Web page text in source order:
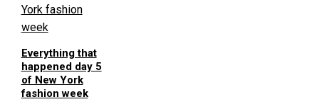
Everything that
happened day 5
of New York
fashion week